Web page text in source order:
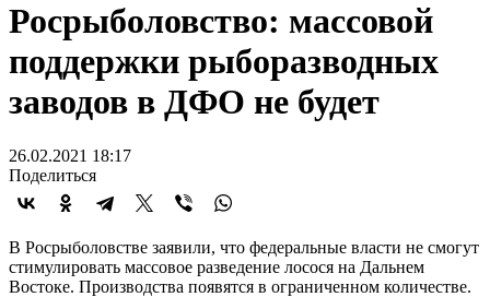
Росрыболовство: массовой
поддержки рыборазводных
заводов в ДФО не будет
26.02.2021 18:17
Поделиться
В Росрыболовстве заявили, что федеральные власти не смогут
стимулировать массовое разведение лосося на Дальнем
Востоке. Производства появятся в ограниченном количестве.